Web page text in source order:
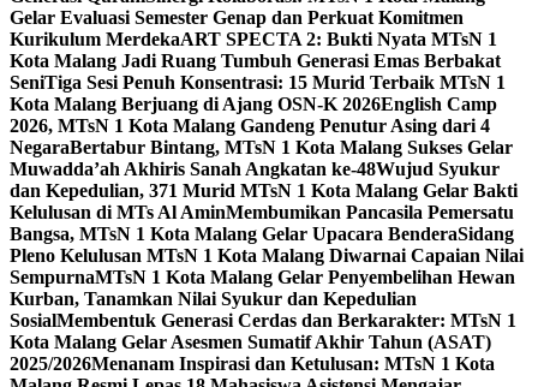
Gelar Evaluasi Semester Genap dan Perkuat Komitmen
Kurikulum MerdekaART SPECTA 2: Bukti Nyata MTsN 1
Kota Malang Jadi Ruang Tumbuh Generasi Emas Berbakat
SeniTiga Sesi Penuh Konsentrasi: 15 Murid Terbaik MTsN 1
Kota Malang Berjuang di Ajang OSN-K 2026English Camp
2026, MTsN 1 Kota Malang Gandeng Penutur Asing dari 4
NegaraBertabur Bintang, MTsN 1 Kota Malang Sukses Gelar
Muwadda’ah Akhiris Sanah Angkatan ke-48Wujud Syukur
dan Kepedulian, 371 Murid MTsN 1 Kota Malang Gelar Bakti
Kelulusan di MTs Al AminMembumikan Pancasila Pemersatu
Bangsa, MTsN 1 Kota Malang Gelar Upacara BenderaSidang
Pleno Kelulusan MTsN 1 Kota Malang Diwarnai Capaian Nilai
SempurnaMTsN 1 Kota Malang Gelar Penyembelihan Hewan
Kurban, Tanamkan Nilai Syukur dan Kepedulian
SosialMembentuk Generasi Cerdas dan Berkarakter: MTsN 1
Kota Malang Gelar Asesmen Sumatif Akhir Tahun (ASAT)
2025/2026Menanam Inspirasi dan Ketulusan: MTsN 1 Kota